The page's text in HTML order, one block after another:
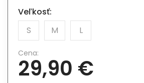
Veľkosť:
S
M L
Cena:
29,90 €